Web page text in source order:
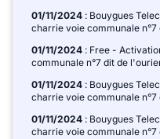
01/11/2024 : Bouygues
charrie voie communale
01/11/2024 : Free -
communale n°7 dit de
01/11/2024 : Bouygues
charrie voie communale
01/11/2024 : Bouygues
charrie voie communale